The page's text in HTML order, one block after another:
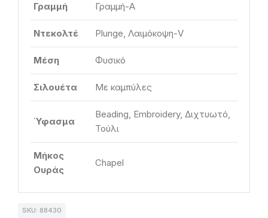
Γραμμή Γραμμή-Α
Ντεκολτέ Plunge, Λαιμόκοψη-V
Μέση Φυσικό
Σιλουέτα Με καμπύλες
Ύφασμα
Beading, Embroidery, Διχτυωτό,
Τούλι
Μήκος
Ουράς
Chapel
SKU: 88430